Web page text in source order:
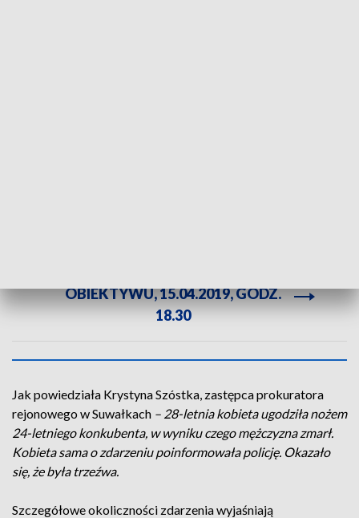
OBIEKTYWU, 15.04.2019, GODZ.
18.30
Jak powiedziała Krystyna Szóstka, zastępca prokuratora
rejonowego w Suwałkach – 28-letnia kobieta ugodziła nożem
24-letniego konkubenta, w wyniku czego mężczyzna zmarł.
Kobieta sama o zdarzeniu poinformowała policję. Okazało
się, że była trzeźwa.
Szczegółowe okoliczności zdarzenia wyjaśniają